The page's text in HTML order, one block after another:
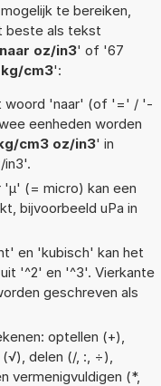
te bereiken,
beste als tekst
oz/in3' of '67
kg/cm3':
woord 'naar' (of '=' / '-
eenheden worden
cm3 oz/in3' in
in3'.
'µ' (= micro) kan een
bijvoorbeeld uPa in
en 'kubisch' kan het
'^2' en '^3'. Vierkante
geschreven als
optellen (+),
delen (/, :, ÷),
vermenigvuldigen (*,